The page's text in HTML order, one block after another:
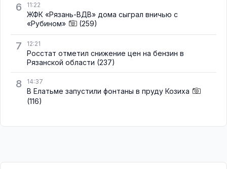
6 11:22
ЖФК «Рязань-ВДВ» дома сыграл вничью с
«Рубином»
(259)
7 12:21
Росстат отметил снижение цен на бензин в
Рязанской области (237)
8 14:37
В Елатьме запустили фонтаны в пруду Козиха
(116)